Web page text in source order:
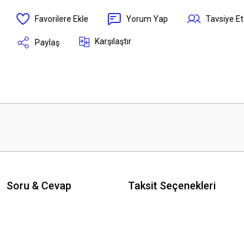
Yorum Yap Tavsiye Et
Paylaş Karşılaştır
Soru & Cevap Taksit Seçenekleri